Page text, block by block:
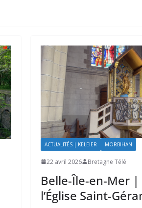
ACTUALITÉS | KELEIER MORBIHAN
22 avril 2026 Bretagne Télé
Belle-Île-en-Mer |
l’Église Saint-